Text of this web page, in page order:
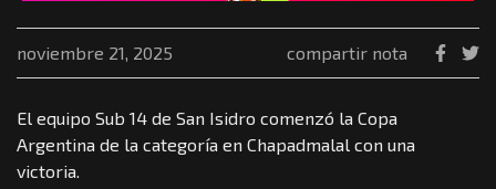
noviembre 21, 2025 compartir nota
El equipo Sub 14 de San Isidro comenzó la Copa
Argentina de la categoría en Chapadmalal con una
victoria.